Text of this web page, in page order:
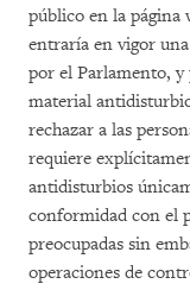
público en la
entraría en vigor
por el Parlamento,
material
rechazar a las
requiere
antidisturbios
conformidad con el
preocupadas sin
operaciones de